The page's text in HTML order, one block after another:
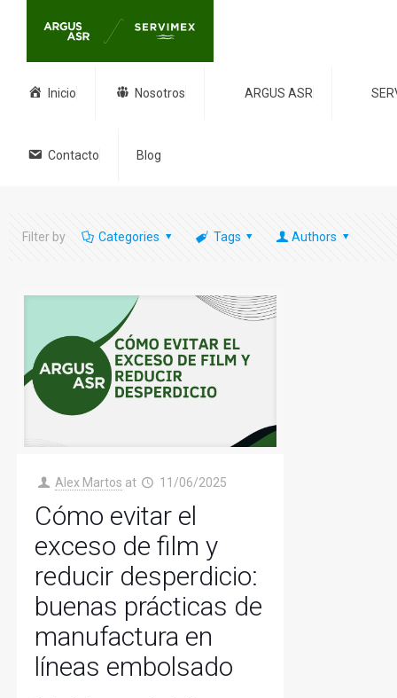
Inicio Nosotros ARGUS ASR
Contacto Blog
Filter by Categories Tags Authors
Alex Martos at 11/06/2025
Cómo evitar el
exceso de film y
reducir desperdicio:
buenas prácticas de
manufactura en
líneas embolsado